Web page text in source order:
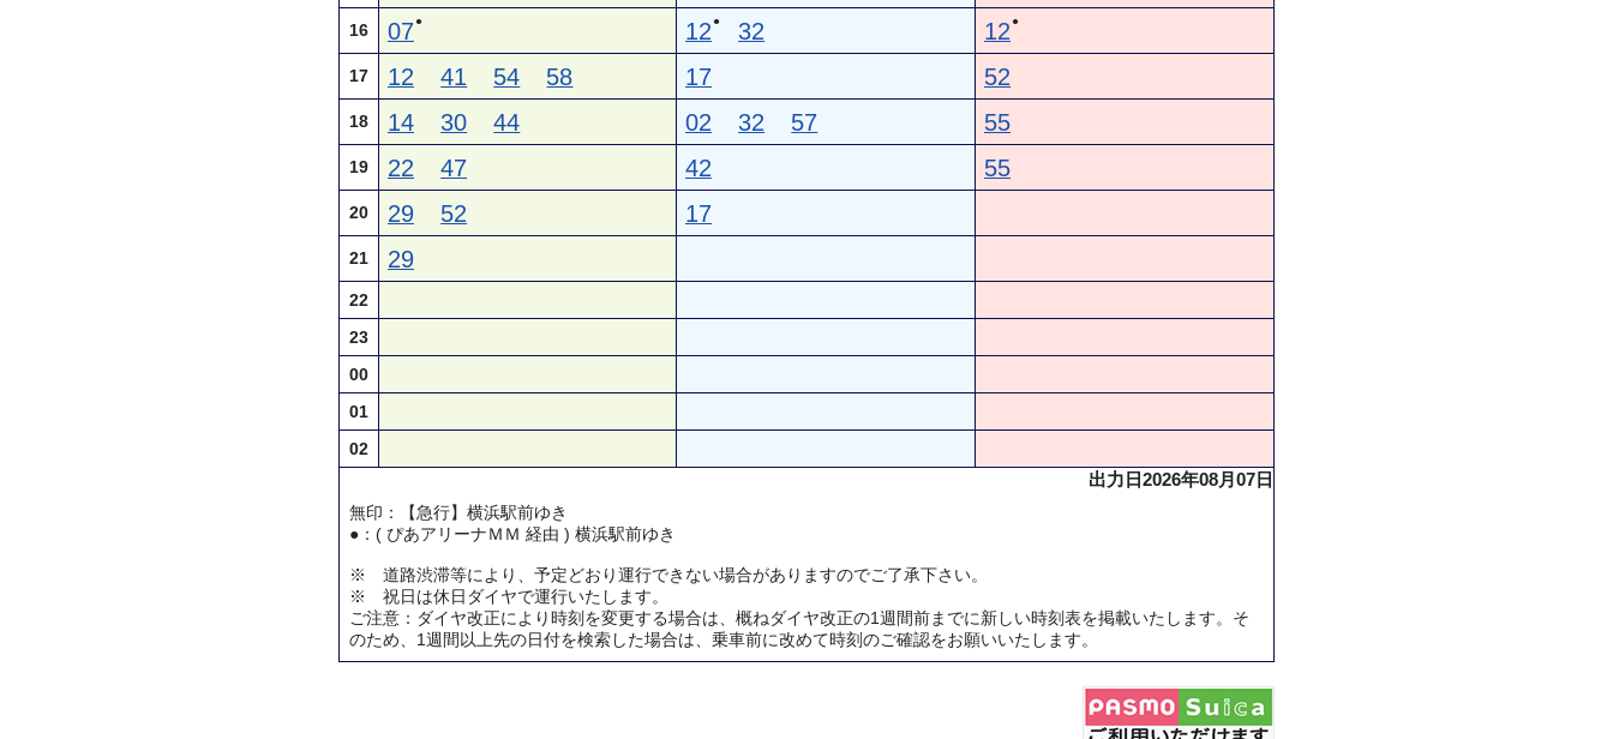
16 07● 12 ● 32 12 ●
17 12 41 54 58 17 52
18 14 30 44 02 32 57 55
19 22 47 42 55
20 29 52 17
21 29
22
23
00
01
02
出力日2026年08月07日
無印：【急行】横浜駅前ゆき
●：( ぴあアリーナＭＭ 経由 ) 横浜駅前ゆき
※ 道路渋滞等により、予定どおり運行できない場合がありますのでご了承下さい。
※ 祝日は休日ダイヤで運行いたします。
ご注意：ダイヤ改正により時刻を変更する場合は、概ねダイヤ改正の1週間前までに新しい時刻表を掲載いたします。そ
のため、1週間以上先の日付を検索した場合は、乗車前に改めて時刻のご確認をお願いいたします。